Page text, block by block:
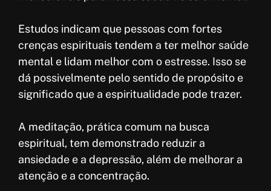
Estudos indicam que pessoas com fortes
crenças espirituais tendem a ter melhor saúde
mental e lidam melhor com o estresse. Isso se
dá possivelmente pelo sentido de propósito e
significado que a espiritualidade pode trazer.
A meditação, prática comum na busca
espiritual, tem demonstrado reduzir a
ansiedade e a depressão, além de melhorar a
atenção e a concentração.